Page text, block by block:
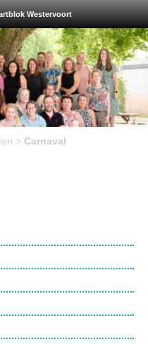
Westervoort
> Carnaval